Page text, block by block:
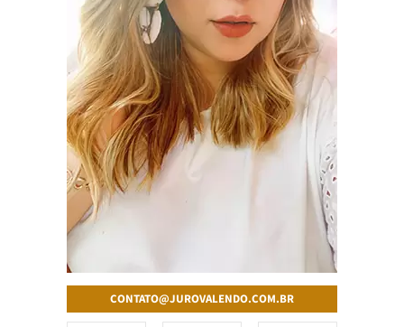
CONTATO@JUROVALENDO.COM.BR